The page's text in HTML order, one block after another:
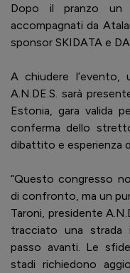
Dopo il pranzo un
accompagnati da
sponsor SKIDATA e
A chiudere l’evento,
A.N.DE.S. sarà
Estonia, gara valida
conferma dello
dibattito e esperienza
“Questo congresso
di confronto, ma un
Taroni, presidente
tracciato una strada
passo avanti. Le
stadi richiedono